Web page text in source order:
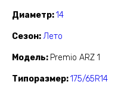
Диаметр 14
Сезон Лето
Модель Premio ARZ 1
Типоразмер 175/65R14